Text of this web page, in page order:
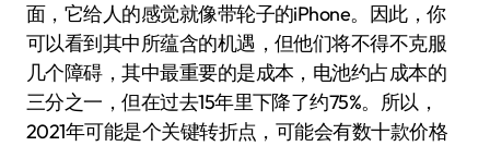
面，它给人的感觉就像带轮子的iPhone。因此，你
可以看到其中所蕴含的机遇，但他们将不得不克服
几个障碍，其中最重要的是成本，电池约占成本的
三分之一，但在过去15年里下降了约75%。所以，
2021年可能是个关键转折点，可能会有数十款价格